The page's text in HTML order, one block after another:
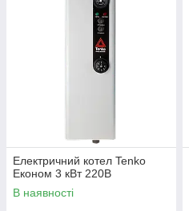
Електричний котел Tenko
Економ 3 кВт 220В
В наявності